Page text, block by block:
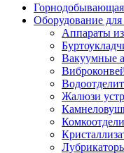
Оборудование для
Аппараты
Вакуумные
Жалюзи